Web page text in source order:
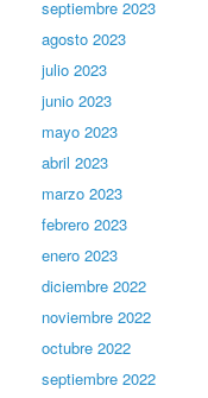
septiembre 2023
agosto 2023
julio 2023
junio 2023
mayo 2023
abril 2023
marzo 2023
febrero 2023
enero 2023
diciembre 2022
noviembre 2022
octubre 2022
septiembre 2022